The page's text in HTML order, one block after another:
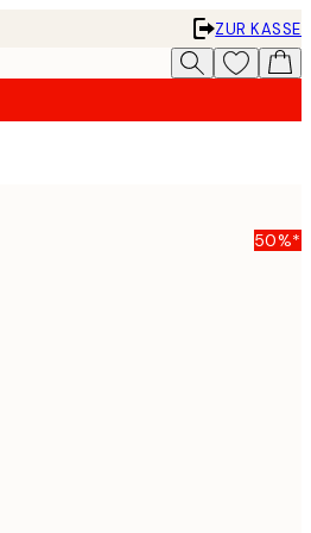
ZUR KASSE
50%*